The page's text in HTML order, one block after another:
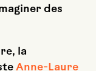
des
la
Anne-Laure